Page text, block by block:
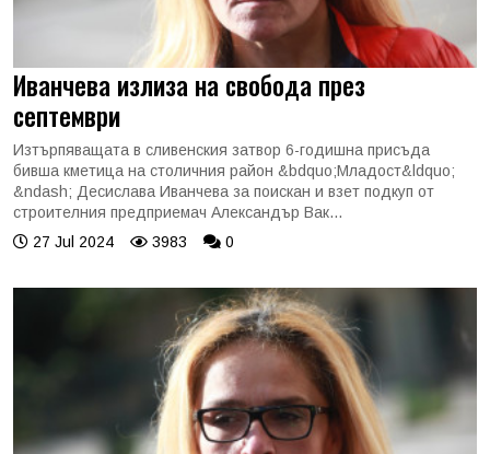
Иванчева излиза на свобода през
септември
Изтърпяващата в сливенския затвор 6-годишна присъда
бивша кметица на столичния район &bdquo;Младост&ldquo;
&ndash; Десислава Иванчева за поискан и взет подкуп от
строителния предприемач Александър Вак...
27 Jul 2024
3983 0